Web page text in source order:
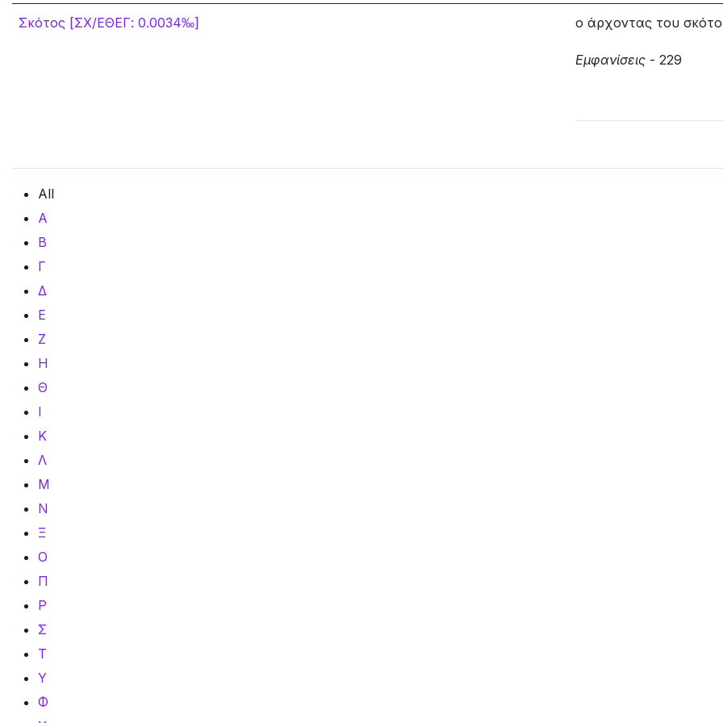
Σκότος [ΣΧ/ΕΘΕΓ: 0.0034‰] ο άρχοντας του
Εμφανίσεις - 229
All
Α
Β
Γ
Δ
Ε
Ζ
Η
Θ
Ι
Κ
Λ
Μ
Ν
Ξ
Ο
Π
Ρ
Σ
Τ
Υ
Φ